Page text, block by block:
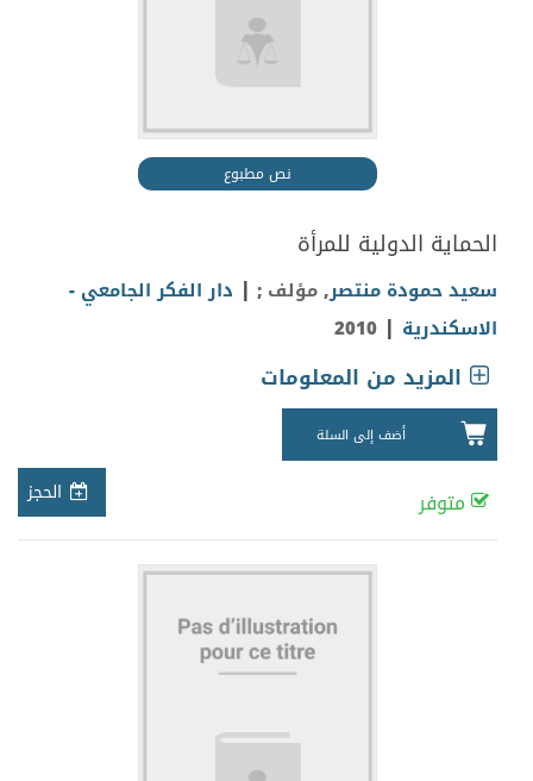
نص مطبوع
الحماية الدولية للمرأة
سعيد حمودة منتصر, مؤلف ; | دار الفكر الجامعي -
الاسكندرية |
2010
المزيد من المعلومات
أضف إلى السلة
الحجز متوفر